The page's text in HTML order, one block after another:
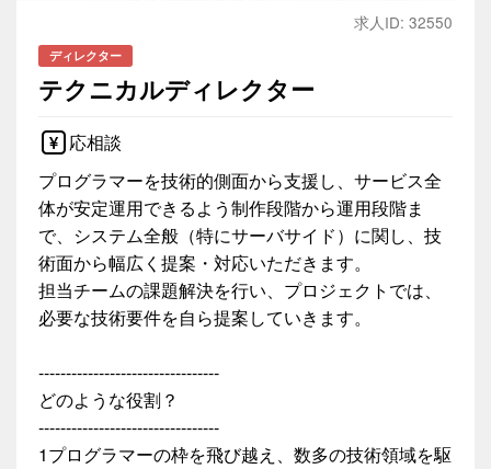
求人ID: 32550
ディレクター
テクニカルディレクター
応相談
プログラマーを技術的側面から支援し、サービス全
体が安定運用できるよう制作段階から運用段階ま
で、システム全般（特にサーバサイド）に関し、技
術面から幅広く提案・対応いただきます。
担当チームの課題解決を行い、プロジェクトでは、
必要な技術要件を自ら提案していきます。
---------------------------------
どのような役割？
---------------------------------
1プログラマーの枠を飛び越え、数多の技術領域を駆